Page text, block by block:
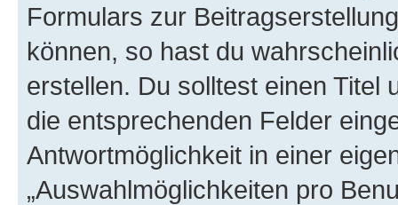
Formulars zur
können, so hast du
erstellen. Du solltest einen Titel
die entsprechenden Felder
Antwortmöglichkeit in einer
„Auswahlmöglichkeiten pro